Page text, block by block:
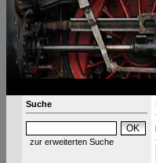
Suche
zur erweiterten Suche